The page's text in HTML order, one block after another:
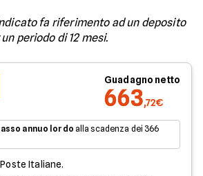
fa riferimento ad un deposito
periodo di 12 mesi.
Guadagno netto
663,72€
annuo lordo alla scadenza dei 366
Poste Italiane.